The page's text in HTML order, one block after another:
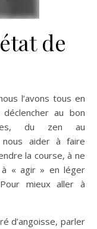
de
l’avons tous en
au bon
du zen au
nous aider à faire
la course, à ne
« agir » en léger
mieux aller à
d’angoisse, parler